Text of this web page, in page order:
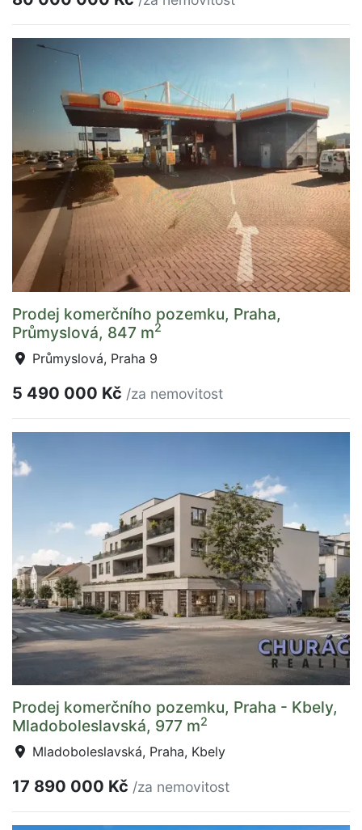
Prodej komerčního pozemku, Praha,
Průmyslová, 847 m2
Průmyslová, Praha 9
5 490 000 Kč /za nemovitost
Prodej komerčního pozemku, Praha - Kbely,
Mladoboleslavská, 977 m2
Mladoboleslavská, Praha, Kbely
17 890 000 Kč /za nemovitost